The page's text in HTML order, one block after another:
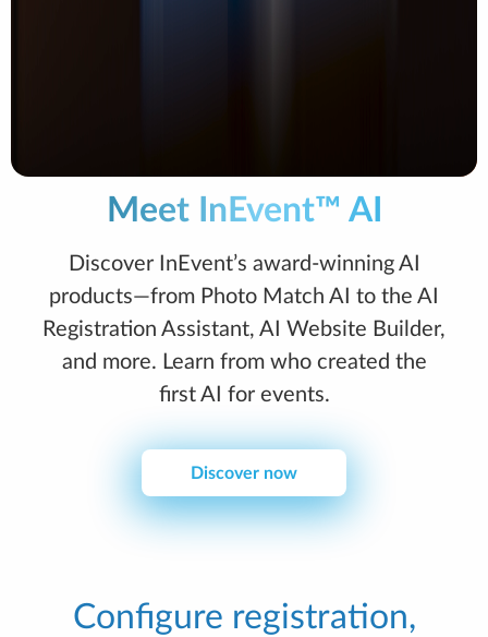
Meet InEvent™ AI
Discover InEvent’s award-winning AI
products—from Photo Match AI to the AI
Registration Assistant, AI Website Builder,
and more. Learn from who created the
first AI for events.
Discover now
Configure registration,